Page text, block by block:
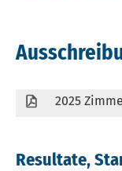
2025
Resultate,